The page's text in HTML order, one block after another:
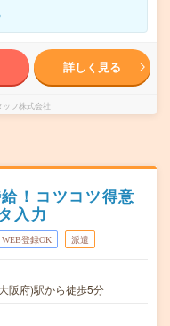
詳しく見る
フ株式会社
！コツコツ得意
入力
WEB登録OK 派遣
阪府)駅から徒歩5分